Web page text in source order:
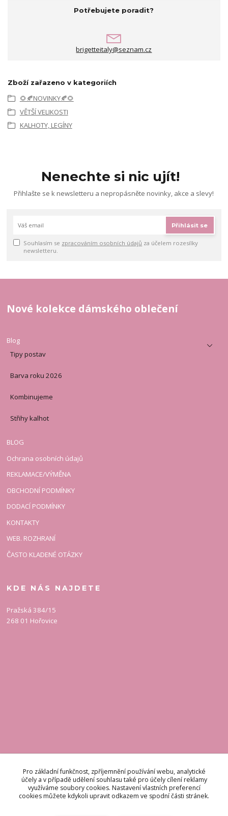
Pro základní funkčnost, zpříjemnění používání webu, analytické
účely a v případě udělení souhlasu také pro účely cílení reklamy
využíváme soubory cookies. Nastavení vlastních preferencí
cookies můžete kdykoli upravit odkazem ve spodní části stránek.
Potřebujete poradit?
brigetteitaly@seznam.cz
Zboží zařazeno v kategoriích
🌻🍂NOVINKY🍂🌻
VĚTŠÍ VELIKOSTI
KALHOTY, LEGÍNY
Nenechte si nic ujít!
Přihlašte se k newsletteru a nepropásněte novinky, akce a slevy!
Přihlásit se
Souhlasím se zpracováním osobních údajů za účelem rozesílky
newsletteru.
Nové kolekce dámského oblečení
Blog
Tipy postav
Barva roku 2026
Kombinujeme
Střihy kalhot
BLOG
Ochrana osobních údajů
REKLAMACE/VÝMĚNA
OBCHODNÍ PODMÍNKY
DODACÍ PODMÍNKY
KONTAKTY
WEB. ROZHRANÍ
ČASTO KLADENÉ OTÁZKY
KDE NÁS NAJDETE
Pražská 384/15
268 01 Hořovice
KONTAKT
Odpovídáme do 48 hodin.
Pro základní funkčnost, zpříjemnění používání webu, analytické
účely a v případě udělení souhlasu také pro účely cílení reklamy
využíváme soubory cookies. Nastavení vlastních preferencí
cookies můžete kdykoli upravit odkazem ve spodní části stránek.